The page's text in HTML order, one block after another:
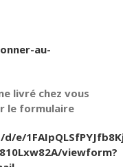
au-
livré chez vous
le formulaire
e/
viewform?